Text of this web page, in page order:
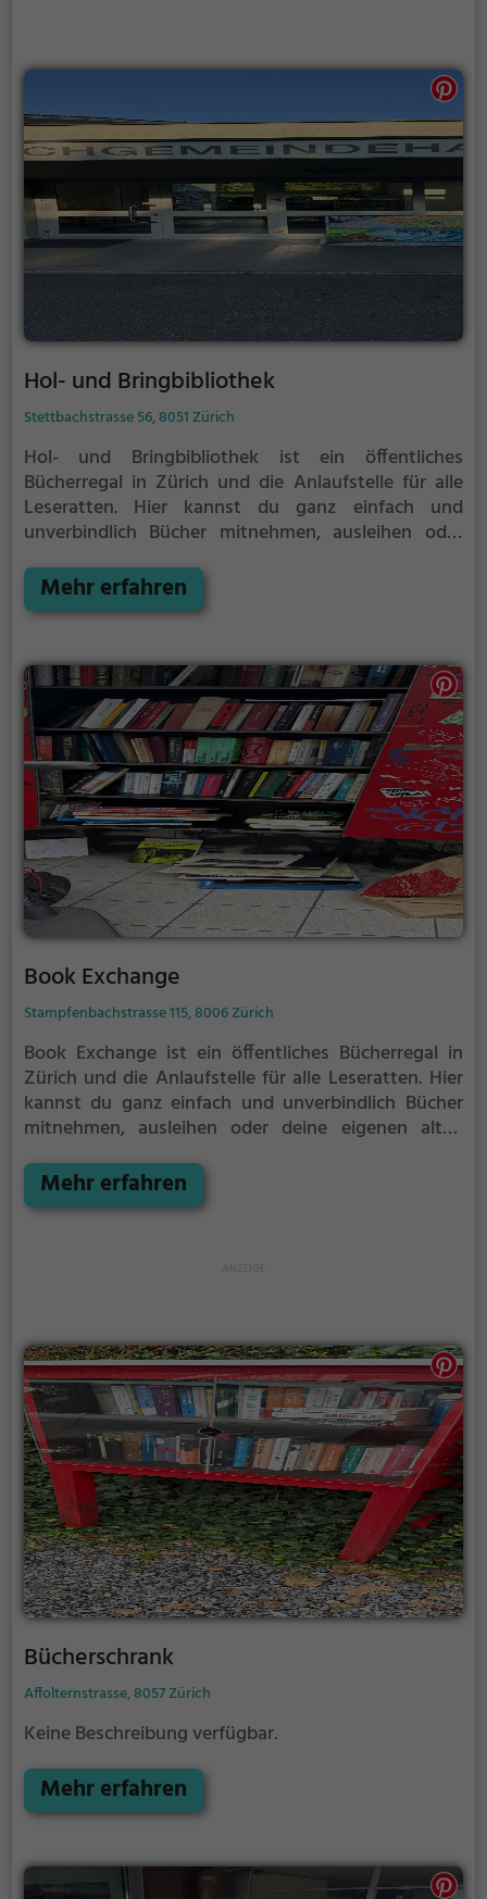
Hol- und Bringbibliothek
Stettbachstrasse 56, 8051 Zürich
Hol- und Bringbibliothek ist ein öffentliches
Bücherregal in Zürich und die Anlaufstelle für alle
Leseratten. Hier kannst du ganz einfach und
unverbindlich Bücher mitnehmen, ausleihen oder
Bücherregale leben - es gibt kein festes Sortiment,
der Bestand wechselt täglich.
Mehr erfahren
Book Exchange
Stampfenbachstrasse 115, 8006 Zürich
Book Exchange ist ein öffentliches Bücherregal in
Zürich und die Anlaufstelle für alle Leseratten. Hier
kannst du ganz einfach und unverbindlich Bücher
mitnehmen, ausleihen oder deine eigenen alten
gibt kein festes Sortiment, der Bestand wechselt
täglich.
Mehr erfahren
Bücherschrank
Affolternstrasse, 8057 Zürich
Keine Beschreibung verfügbar.
Mehr erfahren